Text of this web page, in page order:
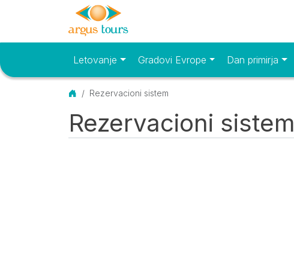
Osnovni meniLetovanje Gradovi Evrope Dan primirja
Početna
Rezervacioni sistem
Rezervacioni sistem